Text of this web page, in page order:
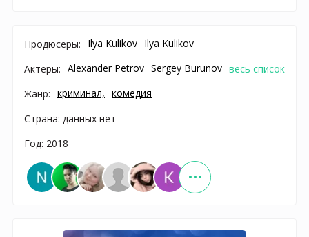
Продюсеры: Ilya Kulikov Ilya Kulikov
Актеры: Alexander Petrov Sergey Burunov весь список
Жанр: криминал, комедия
Страна: данных нет
Год: 2018